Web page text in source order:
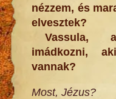
nézzem, és
elvesztek?
Vassula,
imádkozni,
vannak?
Most, Jézus?